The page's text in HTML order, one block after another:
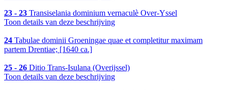
23 - 23 Transiselania dominium vernaculè Over-Yssel
Toon details van deze beschrijving
24 Tabulae dominii Groeningae quae et completitur maximam
partem Drentiae; [1640 ca.]
25 - 26 Ditio Trans-Isulana (Overijssel)
Toon details van deze beschrijving